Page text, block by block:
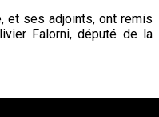
et ses adjoints, ont remis
Falorni, député de la